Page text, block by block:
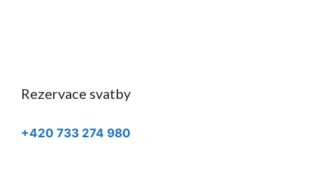
Rezervace svatby
+420 733 274 980